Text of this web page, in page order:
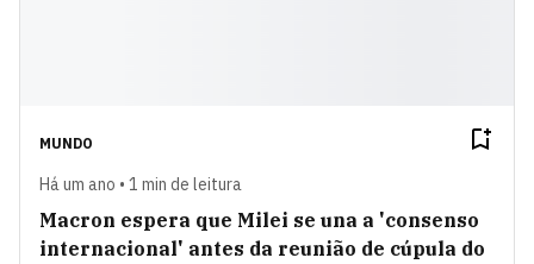
MUNDO
Há um ano • 1 min de leitura
Macron espera que Milei se una a 'consenso
internacional' antes da reunião de cúpula do